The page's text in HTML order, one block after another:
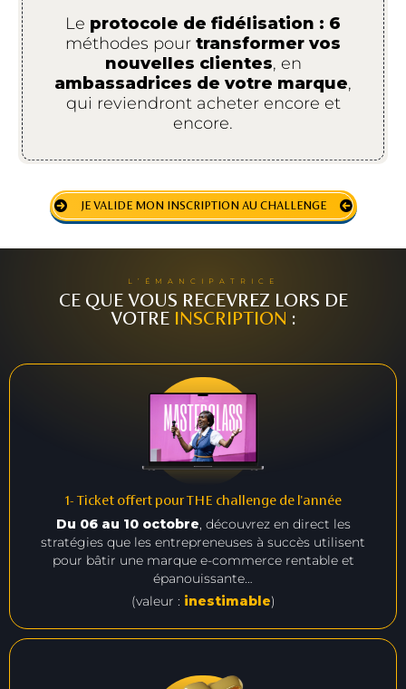
Le protocole de fidélisation : 6
méthodes pour transformer vos
nouvelles clientes, en
ambassadrices de votre marque,
qui reviendront acheter encore et
encore.
JE VALIDE MON INSCRIPTION AU CHALLENGE
L’ÉMANCIPATRICE
CE QUE VOUS RECEVREZ LORS DE
VOTRE INSCRIPTION :
1- Ticket offert pour THE challenge de l'année
Du 06 au 10 octobre , découvrez en direct les
stratégies que les entrepreneuses à succès utilisent
pour bâtir une marque e-commerce rentable et
épanouissante…
(valeur : inestimable)